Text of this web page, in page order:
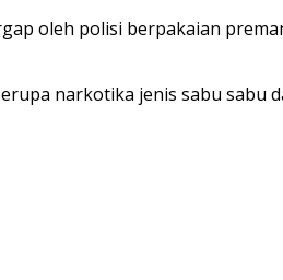
oleh polisi berpakaian
narkotika jenis sabu sabu